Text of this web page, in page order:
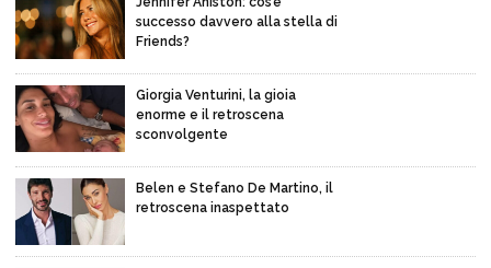
successo davvero alla stella di
Friends?
Giorgia Venturini, la gioia
enorme e il retroscena
sconvolgente
Belen e Stefano De Martino, il
retroscena inaspettato